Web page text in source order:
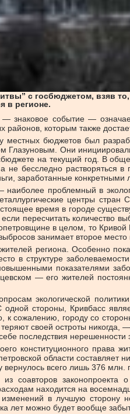
с госбюджетом, взяв
в регионе.
знаковое событие —
которым также
местных бюджетов был
Они
на текущий год. В
бесследно
заработанные
проблемный в
центры стран
время в городе
пересчитать количество
в целом, то Кривой
занимает второе место
региона. Особенно
в структуре
показателями
— его жителей
экологической
одной стороны, Кривбасс
сожалению, городу со
своей остроты
последствия нерешенности
конституционного права
области
всего лишь 376
соавторов
находится на
в лучшую
лет можно будет вообще